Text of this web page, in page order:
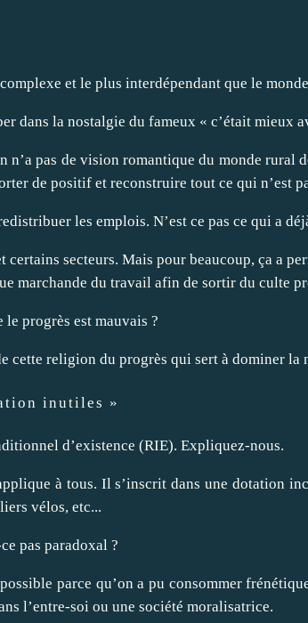
et le plus interdépendant que le
dans la nostalgie du fameux « c’était mieux
n’a pas de vision romantique du monde
de positif et reconstruire tout ce qui n’est
les emplois. N’est ce pas ce qui a
certains secteurs. Mais pour beaucoup, ça a
marchande du travail afin de sortir du
progrès est mauvais ?
religion du progrès qui sert à dominer
inutiles »
d’existence (RIE). Expliquez-nous.
à tous. Il s’inscrit dans une dotation
vélos, etc...
pas paradoxal ?
parce qu’on a pu consommer
l’entre-soi ou une société moralisatrice.